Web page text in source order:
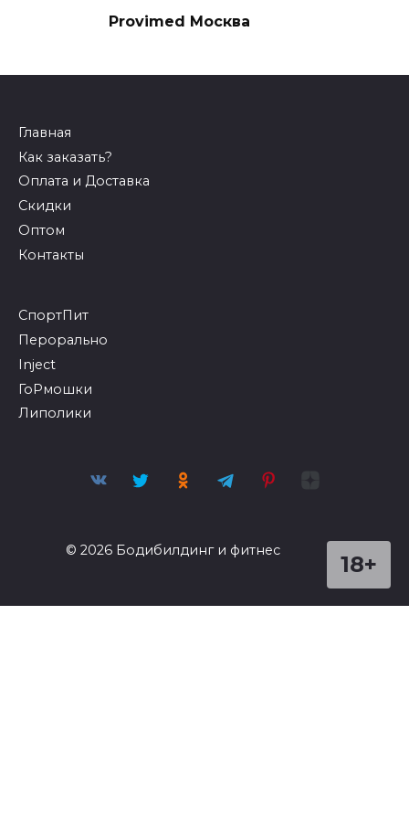
Provimed Москва
Главная
Как заказать?
Оплата и Доставка
Скидки
Оптом
Контакты
СпортПит
Перорально
Inject
ГоРмошки
Липолики
18+
© 2026 Бодибилдинг и фитнес